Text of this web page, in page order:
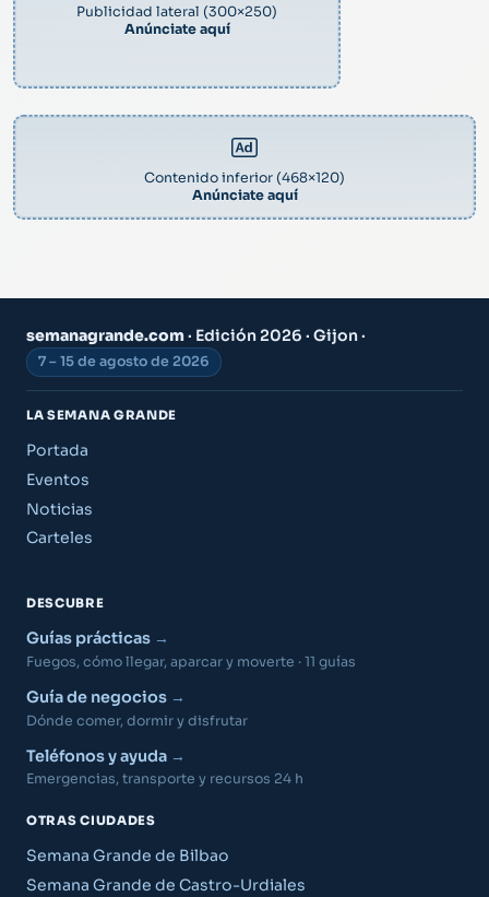
Publicidad lateral (300×250)
Anúnciate aquí
Contenido inferior (468×120)
Anúnciate aquí
semanagrande.com· Edición 2026 · Gijon ·
7 – 15 de agosto de 2026
LA SEMANA GRANDE
Portada
Eventos
Noticias
Carteles
DESCUBRE
Guías prácticas
Fuegos, cómo llegar, aparcar y moverte · 11 guías
Guía de negocios
Dónde comer, dormir y disfrutar
Teléfonos y ayuda
Emergencias, transporte y recursos 24 h
OTRAS CIUDADES
Semana Grande de Bilbao
Semana Grande de Castro-Urdiales